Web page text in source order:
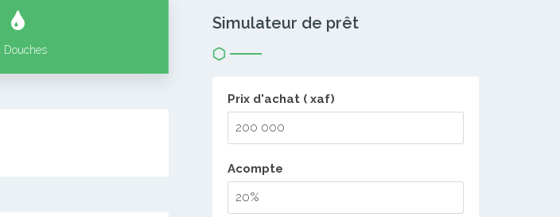
Douches
Simulateur de prêt
Prix d'achat ( xaf)
Acompte